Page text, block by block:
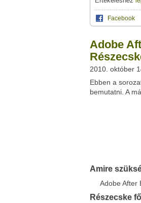
Facebook
Neved:
Címzett e-
Ez a videó
Ha van egy
Adobe
2010. október
Ebben a
bemutatni. A
Amire
Adobe After
Részecske